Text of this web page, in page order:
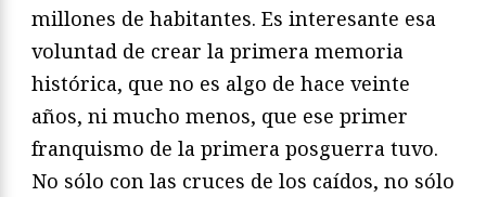
millones de habitantes. Es interesante esa
voluntad de crear la primera memoria
histórica, que no es algo de hace veinte
años, ni mucho menos, que ese primer
franquismo de la primera posguerra tuvo.
No sólo con las cruces de los caídos, no sólo